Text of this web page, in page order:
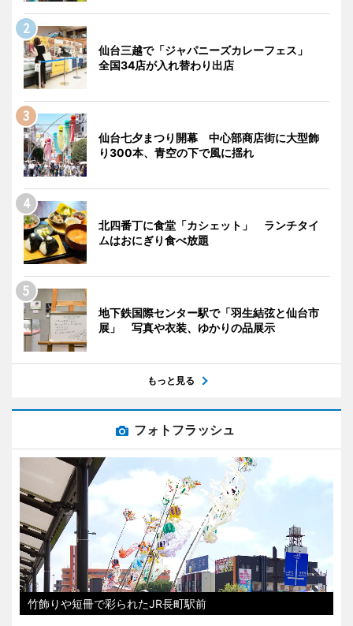
仙台三越で「ジャパニーズカレーフェス」
全国34店が入れ替わり出店
仙台七夕まつり開幕 中心部商店街に大型飾
り300本、青空の下で風に揺れ
北四番丁に食堂「カシェット」 ランチタイ
ムはおにぎり食べ放題
地下鉄国際センター駅で「羽生結弦と仙台市
展」 写真や衣装、ゆかりの品展示
もっと見る
フォトフラッシュ
竹飾りや短冊で彩られたJR長町駅前